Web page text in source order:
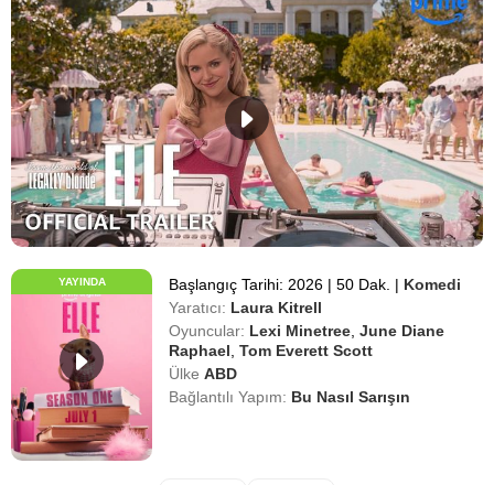
YAYINDA Başlangıç Tarihi: 2026 | 50 Dak. | Komedi
Yaratıcı: Laura Kitrell
Oyuncular: Lexi Minetree ,June Diane
Raphael ,Tom Everett Scott
Ülke ABD
Bağlantılı Yapım: Bu Nasıl Sarışın